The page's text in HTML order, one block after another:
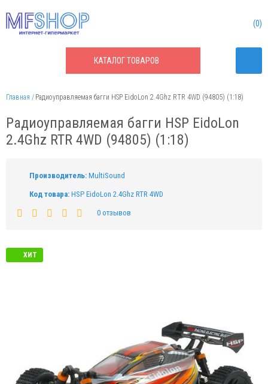
КАТАЛОГТОВАРОВ
0
Главная Радиоуправляемая багги HSP EidoLon 2.4Ghz RTR 4WD (94805) (1:18)
Радиоуправляемая багги HSP EidoLon
2.4Ghz RTR 4WD (94805) (1:18)
Производитель: MultiSound
Код товара: HSP EidoLon 2.4Ghz RTR 4WD
0 отзывов
ХИТ